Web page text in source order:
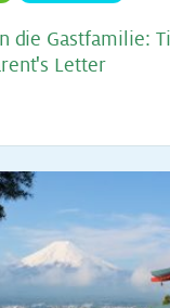
die Gast­fa­mi­lie:
Let­ter